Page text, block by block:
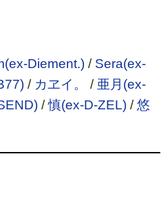
Diement.)/ Sera(ex-
/ カヱイ。 / 亜月(ex-
/慎(ex-D-ZEL)/悠